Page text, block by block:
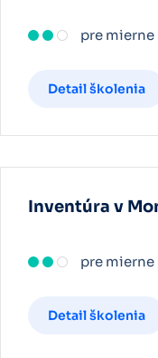
pre
Detail školenia
Inventúra v
pre
Detail školenia